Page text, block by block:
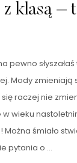
z klasą –
pewno
Mody zmieniają
raczej nie
wieku
śmiało
pytania o …